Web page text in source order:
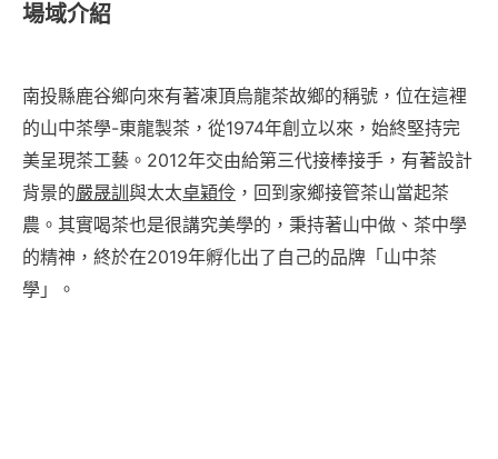
場域介紹
南投縣鹿谷鄉向來有著凍頂烏龍茶故鄉的稱號，位在這裡
的山中茶學-東龍製茶，從1974年創立以來，始終堅持完
美呈現茶工藝。2012年交由給第三代接棒接手，有著設計
背景的嚴晟訓與太太卓穎伶 ，回到家鄉接管茶山當起茶
農。其實喝茶也是很講究美學的，秉持著山中做、茶中學
的精神，終於在2019年孵化出了自己的品牌「山中茶
學」。